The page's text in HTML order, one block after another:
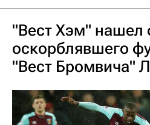
"Вест Хэм" нашел
оскорблявшего
"Вест Бромвича"